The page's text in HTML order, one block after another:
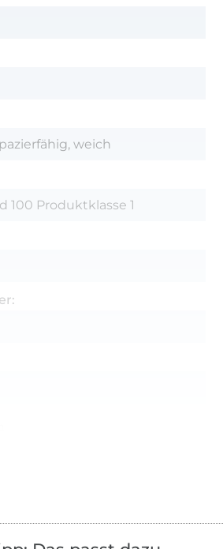
weich
100 Produktklasse 1